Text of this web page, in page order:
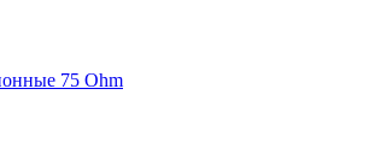
75 Ohm